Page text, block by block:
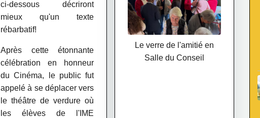
ci-dessous décriront
mieux qu'un texte
rébarbatif!
Après cette étonnante
célébration en honneur
du Cinéma, le public fut
appelé à se déplacer vers
le théâtre de verdure où
les élèves de l'IME
Le verre de l'amitié en
Salle du Conseil